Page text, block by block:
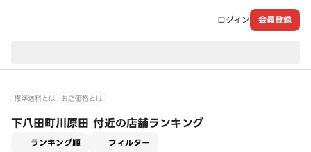
ログイン 会員登録
標準送料とは お店価格とは
下八田町川原田 付近の店舗ランキング
ランキング順 フィルター